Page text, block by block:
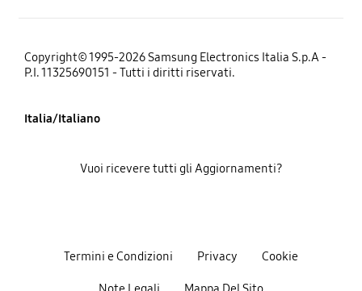
Copyright© 1995-2026 Samsung Electronics Italia S.p.A -
P.I. 11325690151 - Tutti i diritti riservati.
Italia/Italiano
Termini e Condizioni Privacy Cookie
Vuoi ricevere tutti gli Aggiornamenti?